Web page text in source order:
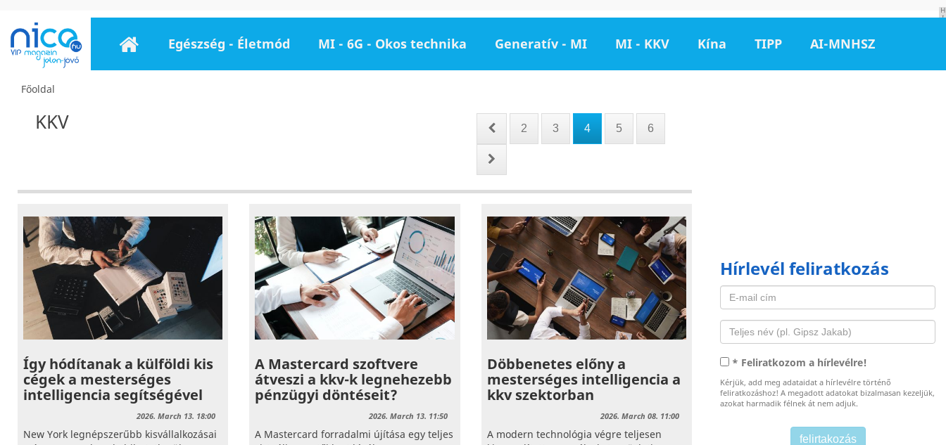
H
I
Egészség - Életmód MI - 6G - Okos technika Generatív - MI MI - KKV Kína TIPP AI-MNHSZ
Főoldal
KKV 2 3 4 5 6
Így hódítanak a külföldi kis
cégek a mesterséges
intelligencia segítségével
2026. March 13. 18:00
New York legnépszerűbb kisvállalkozásai
A Mastercard szoftvere
átveszi a kkv-k legnehezebb
pénzügyi döntéseit?
2026. March 13. 11:50
A Mastercard forradalmi újítása egy teljes
Döbbenetes előny a
mesterséges intelligencia a
kkv szektorban
2026. March 08. 11:00
A modern technológia végre teljesen
Hírlevél feliratkozás
* Feliratkozom a hírlevélre!
Kérjük, add meg adataidat a hírlevélre történő
feliratkozáshoz! A megadott adatokat bizalmasan kezeljük,
azokat harmadik félnek át nem adjuk.